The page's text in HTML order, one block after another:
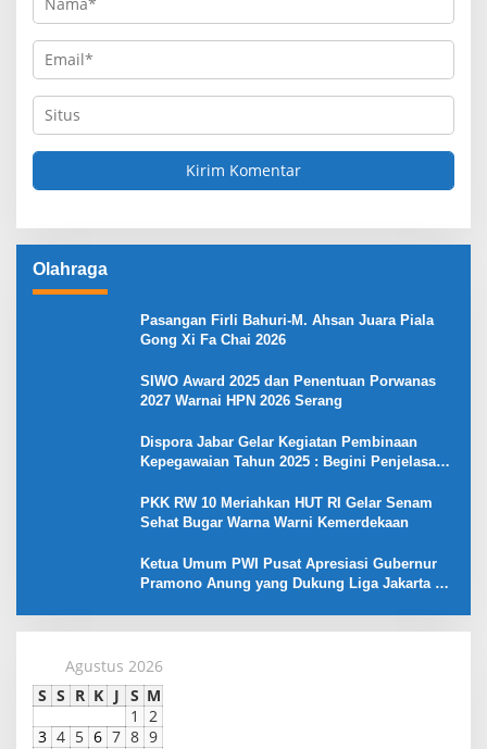
Olahraga
Pasangan Firli Bahuri-M. Ahsan Juara Piala
Gong Xi Fa Chai 2026
SIWO Award 2025 dan Penentuan Porwanas
2027 Warnai HPN 2026 Serang
Dispora Jabar Gelar Kegiatan Pembinaan
Kepegawaian Tahun 2025 : Begini Penjelasan
PKK RW 10 Meriahkan HUT RI Gelar Senam
Sehat Bugar Warna Warni Kemerdekaan
Ketua Umum PWI Pusat Apresiasi Gubernur
Pramono Anung yang Dukung Liga Jakarta U-
Agustus 2026
S S R K J S M
1
2
3 4 5 6 7 8 9